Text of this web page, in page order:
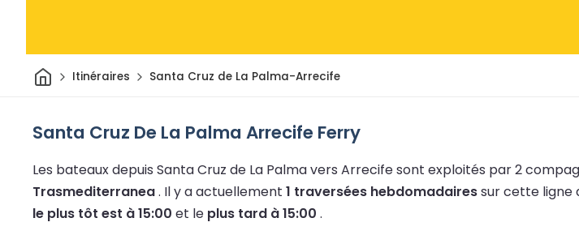
Maison
Itinéraires Santa Cruz de La Palma-Arrecife
Santa Cruz De La Palma Arrecife Ferry
Les bateaux depuis Santa Cruz de La Palma vers Arrecife sont exploités par 2
Trasmediterranea. Il y a actuellement 1 traversées hebdomadairessur cette ligne
le plus tôt est à 15:00 et le plus tard à 15:00 .